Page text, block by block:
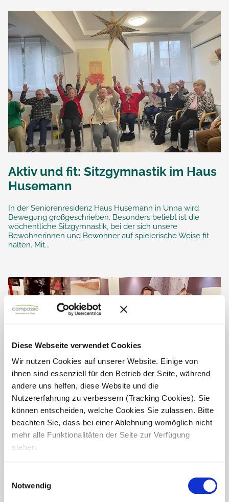
Diese Webseite verwendet Cookies
Wir nutzen Cookies auf unserer Website. Einige von
ihnen sind essenziell für den Betrieb der Seite, während
andere uns helfen, diese Website und die
Nutzererfahrung zu verbessern (Tracking Cookies). Sie
können entscheiden, welche Cookies Sie zulassen. Bitte
beachten Sie, dass bei einer Ablehnung womöglich nicht
mehr alle Funktionalitäten der Seite zur Verfügung
stehen.
Notwendig
Aktiv und fit: Sitzgymnastik im Haus
Husemann
In der Seniorenresidenz Haus Husemann in Unna wird
Bewegung großgeschrieben. Besonders beliebt ist die
wöchentliche Sitzgymnastik, bei der sich unsere
Bewohnerinnen und Bewohner auf spielerische Weise fit
halten. Mit...
Festliche Nikolausfeier mit
Weihnachtsmarkt im Haus
Am Nikolaustag verwandelte sich das Haus Husemann in